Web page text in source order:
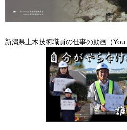
新潟県土木技術職員の仕事の動画（